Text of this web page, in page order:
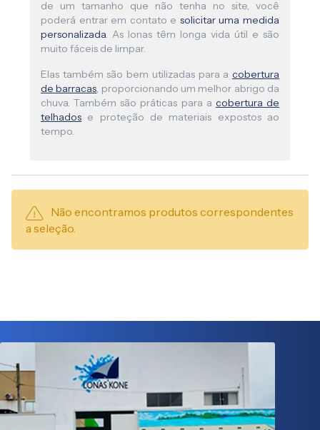
de um tamanho que não tenha no site, você
poderá entrar em contato e solicitar uma medida
personalizada. As lonas têm longa vida útil e são
muito fáceis de limpar.
Elas também são bem utilizadas para a cobertura
de barracas, proporcionando um melhor abrigo da
chuva. Também são práticas para a cobertura de
telhados e proteção de materiais expostos ao
tempo.
Não encontramos produtos correspondentes
a seleção.